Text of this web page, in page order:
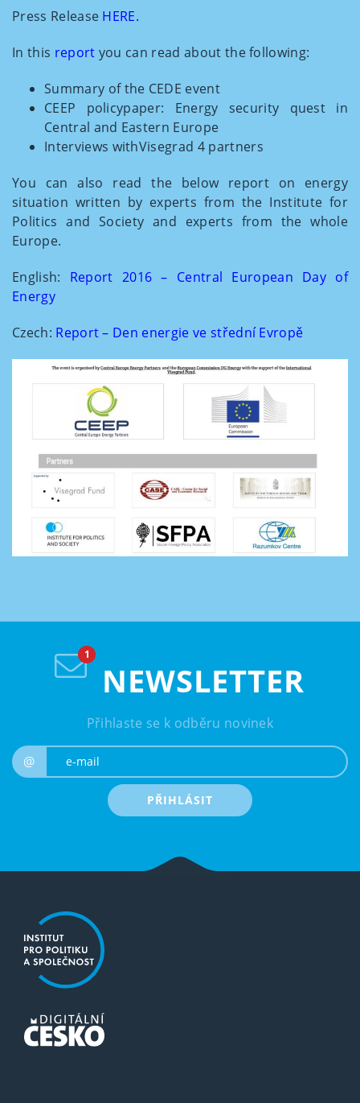
Press Release HERE.
In this report you can read about the following:
Summary of the CEDE event
CEEP policypaper: Energy security quest in
Central and Eastern Europe
Interviews withVisegrad 4 partners
You can also read the below report on energy
situation written by experts from the Institute for
Politics and Society and experts from the whole
Europe.
English: Report 2016 – Central European Day of
Energy
Czech: Report – Den energie ve střední Evropě
NEWSLETTER
Přihlaste se k odběru novinek
@
PŘIHLÁSIT